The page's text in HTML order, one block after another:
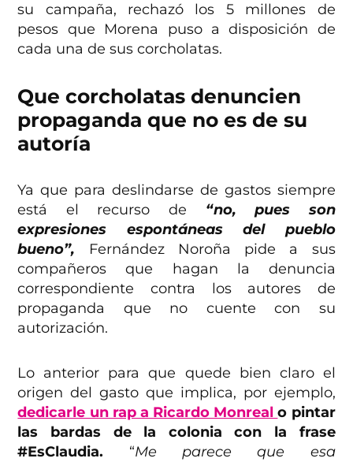
su campaña, rechazó los 5 millones de
pesos que Morena puso a disposición de
cada una de sus corcholatas.
Que corcholatas denuncien
propaganda que no es de su
autoría
Ya que para deslindarse de gastos siempre
está el recurso de “no, pues son
expresiones espontáneas del pueblo
bueno”,
Fernández Noroña pide a sus
compañeros que hagan la denuncia
correspondiente contra los autores de
propaganda que no cuente con su
autorización.
Lo anterior para que quede bien claro el
origen del gasto que implica, por ejemplo,
dedicarle un rap a Ricardo Monrealo pintar
las bardas de la colonia con la frase
#EsClaudia. “Me parece que esa